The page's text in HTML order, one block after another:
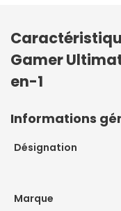
Gamer
en-1
Informations
Désignation
Marque